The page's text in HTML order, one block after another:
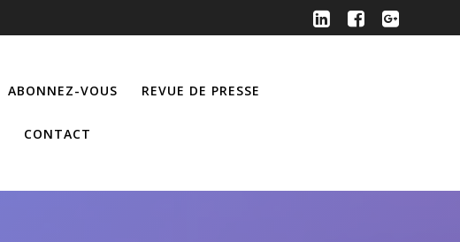
ABONNEZ-VOUS REVUE DE PRESSE
CONTACT